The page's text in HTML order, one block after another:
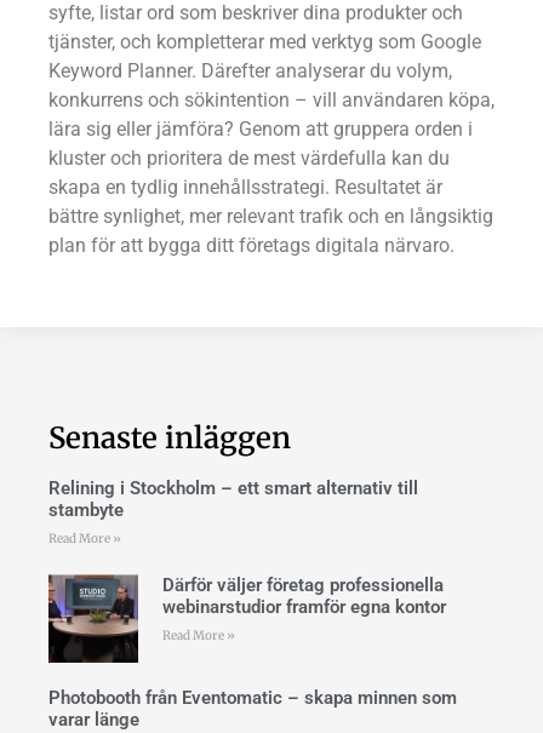
syfte, listar ord som beskriver dina produkter och
tjänster, och kompletterar med verktyg som Google
Keyword Planner. Därefter analyserar du volym,
konkurrens och sökintention – vill användaren köpa,
lära sig eller jämföra? Genom att gruppera orden i
kluster och prioritera de mest värdefulla kan du
skapa en tydlig innehållsstrategi. Resultatet är
bättre synlighet, mer relevant trafik och en långsiktig
plan för att bygga ditt företags digitala närvaro.
Senaste inläggen
Relining i Stockholm – ett smart alternativ till
stambyte
Read More »
Därför väljer företag professionella
webinarstudior framför egna kontor
Read More »
Photobooth från Eventomatic – skapa minnen som
varar länge